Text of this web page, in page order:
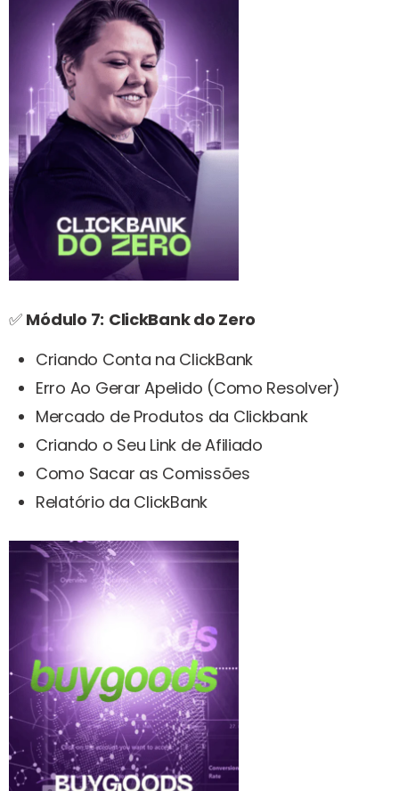
✅ Módulo 7: ClickBank do Zero
Criando Conta na ClickBank
Erro Ao Gerar Apelido (Como Resolver)
Mercado de Produtos da Clickbank
Criando o Seu Link de Afiliado
Como Sacar as Comissões
Relatório da ClickBank